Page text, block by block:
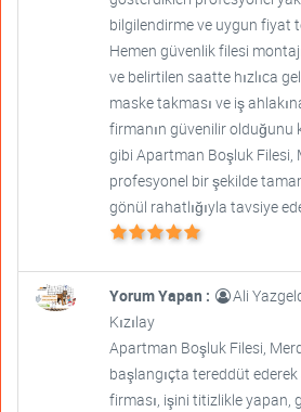
bilgilendirme ve uygun fiyat
Hemen güvenlik filesi
ve belirtilen saatte hızlıca
maske takması ve iş
firmanın güvenilir olduğunu
gibi Apartman Boşluk Filesi,
profesyonel bir şekilde
gönül rahatlığıyla tavsiye
Yorum Yapan : Ali
Kızılay
Apartman Boşluk Filesi,
başlangıçta tereddüt ederek
firması, işini titizlikle yapan,